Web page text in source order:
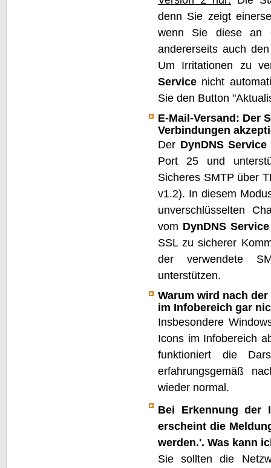
denn Sie zeigt
wenn Sie diese an
andererseits auch
Um Irritationen zu
Servicenicht
Sie den Button
E-Mail-Versand: Der
Verbindungen
Der DynDNS Service
Port 25 und
Sicheres SMTP über
v1.2). In diesem
unverschlüsselten
vom DynDNS Service
SSL zu sicherer
der verwendete
unterstützen.
Warum wird nach
im Infobereich gar
Insbesondere
Icons im Infobereich
funktioniert die
erfahrungsgemäß
wieder normal.
Bei Erkennung der
erscheint die
werden.'. Was kann
Sie sollten die